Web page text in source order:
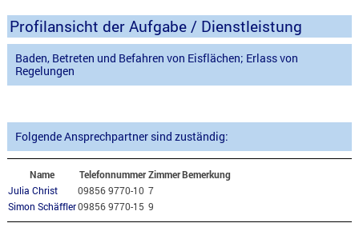
Profilansicht der Aufgabe / Dienstleistung
Baden, Betreten und Befahren von Eisflächen; Erlass von
Regelungen
Folgende Ansprechpartner sind zuständig:
Name Telefonnummer ZimmerBemerkung
Julia Christ
09856 9770-10 7
Simon Schäffler09856 9770-15 9